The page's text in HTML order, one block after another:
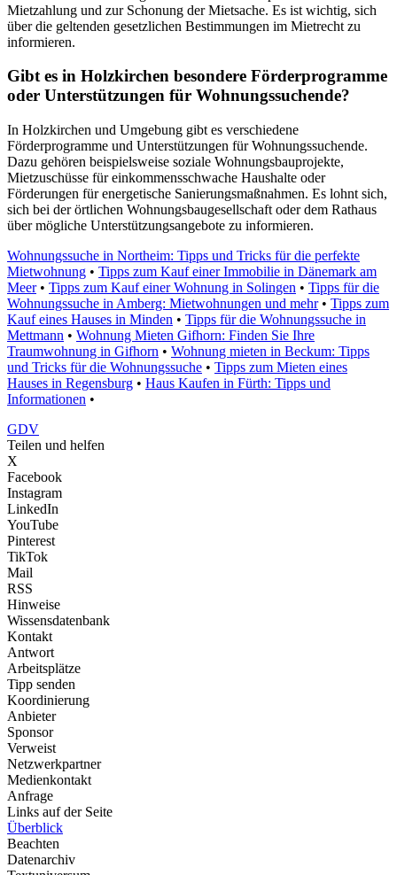
Mietzahlung und zur Schonung der Mietsache. Es ist wichtig, sich
über die geltenden gesetzlichen Bestimmungen im Mietrecht zu
informieren.
Gibt es in Holzkirchen besondere Förderprogramme
oder Unterstützungen für Wohnungssuchende?
In Holzkirchen und Umgebung gibt es verschiedene
Förderprogramme und Unterstützungen für Wohnungssuchende.
Dazu gehören beispielsweise soziale Wohnungsbauprojekte,
Mietzuschüsse für einkommensschwache Haushalte oder
Förderungen für energetische Sanierungsmaßnahmen. Es lohnt sich,
sich bei der örtlichen Wohnungsbaugesellschaft oder dem Rathaus
über mögliche Unterstützungsangebote zu informieren.
Wohnungssuche in Northeim: Tipps und Tricks für die perfekte
Mietwohnung • Tipps zum Kauf einer Immobilie in Dänemark am
Meer• Tipps zum Kauf einer Wohnung in Solingen • Tipps für die
Wohnungssuche in Amberg: Mietwohnungen und mehr• Tipps zum
Kauf eines Hauses in Minden • Tipps für die Wohnungssuche in
Mettmann • Wohnung Mieten Gifhorn: Finden Sie Ihre
Traumwohnung in Gifhorn • Wohnung mieten in Beckum: Tipps
und Tricks für die Wohnungssuche • Tipps zum Mieten eines
Hauses in Regensburg • Haus Kaufen in Fürth: Tipps und
Informationen •
GDV
Teilen und helfen
X
Facebook
Instagram
LinkedIn
YouTube
Pinterest
TikTok
Mail
RSS
Hinweise
Wissensdatenbank
Kontakt
Antwort
Arbeitsplätze
Tipp senden
Koordinierung
Anbieter
Sponsor
Verweist
Netzwerkpartner
Medienkontakt
Anfrage
Links auf der Seite
Überblick
Beachten
Datenarchiv